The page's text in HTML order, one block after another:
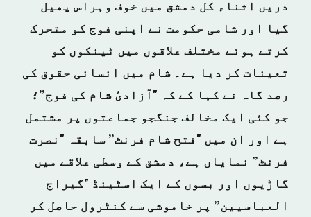
دریں اثناء کل دمشق میں خوف وہراس پھیل
گیا اور شامی حکومت نے اپنی فوج کو متحرک
کرتے ہوئے مختلف علاقوں میں ٹینکوں کو
تعینات کر دیا ہے۔ شام میں انسانی حقوق کی
رصد گاہ نے کہا کے کہ "آزادیٔ شام کی فوج”؛
جو کئی ایک مخالف جنگجو جماعتوں پر مشتمل
ہے اور ان میں "فتح شام فرنٹ” سابقہ "نصرت
فرنٹ” نمایاں ہے، دمشق کے وسطی علاقے میں
گاڑیوں اور بسوں کے ایک اسٹینڈ "گیراج
العباسیین” پر خاموشی سے کنٹرول حاصل کر